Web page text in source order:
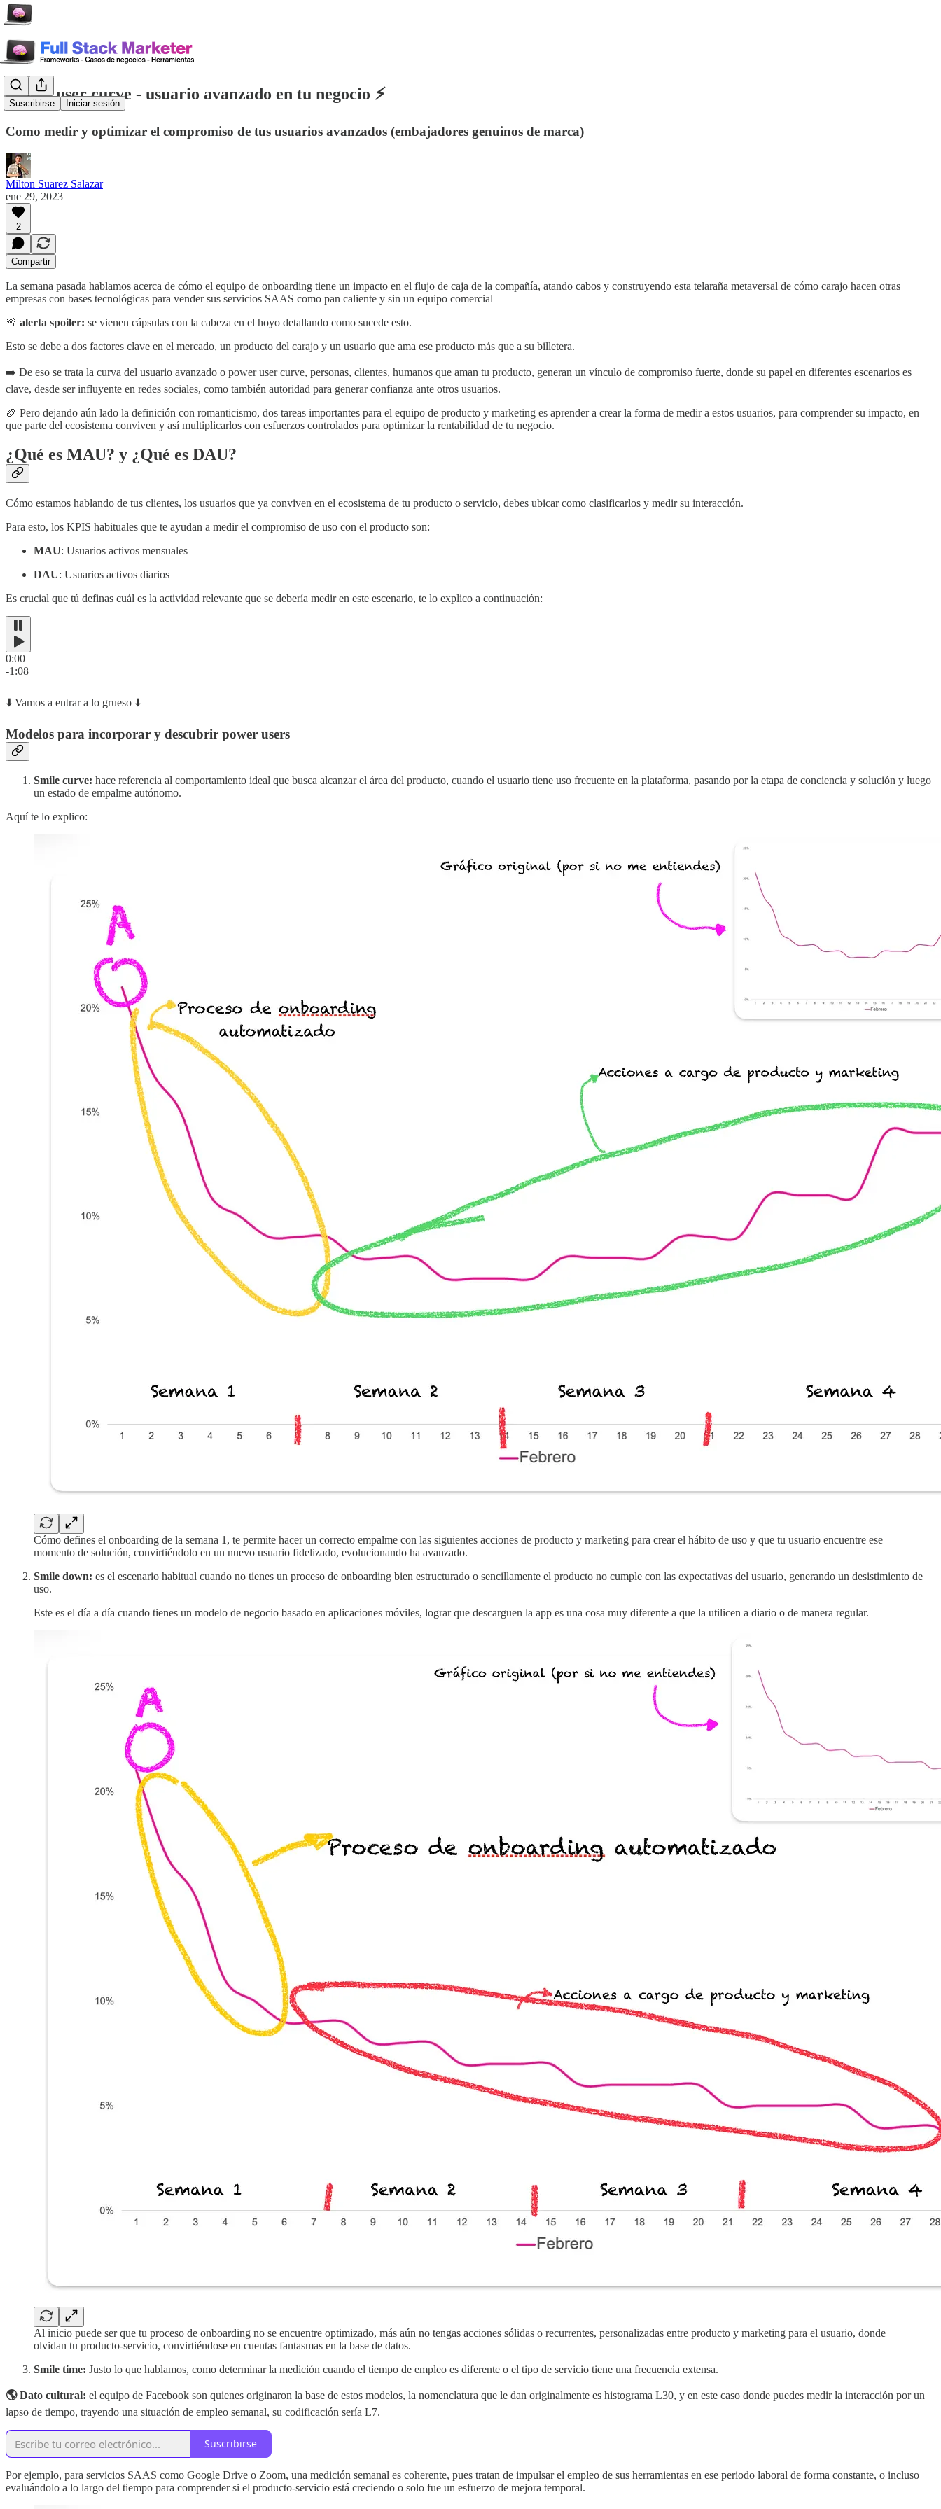
Suscribirse Iniciar sesión
Power user curve - usuario avanzado en tu negocio ⚡️
Como medir y optimizar el compromiso de tus usuarios avanzados (embajadores genuinos de marca)
Milton Suarez Salazar
ene 29, 2023
2
Compartir
La semana pasada hablamos acerca de cómo el equipo de onboarding tiene un impacto en el flujo de caja de la compañía, atando cabos y construyendo esta telaraña metaversal de cómo carajo hacen otras
empresas con bases tecnológicas para vender sus servicios SAAS como pan caliente y sin un equipo comercial
🚨 alerta spoiler: se vienen cápsulas con la cabeza en el hoyo detallando como sucede esto.
Esto se debe a dos factores clave en el mercado, un producto del carajo y un usuario que ama ese producto más que a su billetera.
➡️ De eso se trata la curva del usuario avanzado o power user curve, personas, clientes, humanos que aman tu producto, generan un vínculo de compromiso fuerte, donde su papel en diferentes escenarios es
clave, desde ser influyente en redes sociales, como también autoridad para generar confianza ante otros usuarios.
🏈 Pero dejando aún lado la definición con romanticismo, dos tareas importantes para el equipo de producto y marketing es aprender a crear la forma de medir a estos usuarios, para comprender su impacto, en
que parte del ecosistema conviven y así multiplicarlos con esfuerzos controlados para optimizar la rentabilidad de tu negocio.
¿Qué es MAU? y ¿Qué es DAU?
Cómo estamos hablando de tus clientes, los usuarios que ya conviven en el ecosistema de tu producto o servicio, debes ubicar como clasificarlos y medir su interacción.
Para esto, los KPIS habituales que te ayudan a medir el compromiso de uso con el producto son:
MAU: Usuarios activos mensuales
DAU: Usuarios activos diarios
Es crucial que tú definas cuál es la actividad relevante que se debería medir en este escenario, te lo explico a continuación:
0:00
-1:08
⬇️ Vamos a entrar a lo grueso ⬇️
Modelos para incorporar y descubrir power users
Smile curve: hace referencia al comportamiento ideal que busca alcanzar el área del producto, cuando el usuario tiene uso frecuente en la plataforma, pasando por la etapa de conciencia y solución y luego
un estado de empalme autónomo.
Aquí te lo explico:
Cómo defines el onboarding de la semana 1, te permite hacer un correcto empalme con las siguientes acciones de producto y marketing para crear el hábito de uso y que tu usuario encuentre ese
momento de solución, convirtiéndolo en un nuevo usuario fidelizado, evolucionando ha avanzado.
Smile down: es el escenario habitual cuando no tienes un proceso de onboarding bien estructurado o sencillamente el producto no cumple con las expectativas del usuario, generando un desistimiento de
uso.
Este es el día a día cuando tienes un modelo de negocio basado en aplicaciones móviles, lograr que descarguen la app es una cosa muy diferente a que la utilicen a diario o de manera regular.
Al inicio puede ser que tu proceso de onboarding no se encuentre optimizado, más aún no tengas acciones sólidas o recurrentes, personalizadas entre producto y marketing para el usuario, donde
olvidan tu producto-servicio, convirtiéndose en cuentas fantasmas en la base de datos.
Smile time: Justo lo que hablamos, como determinar la medición cuando el tiempo de empleo es diferente o el tipo de servicio tiene una frecuencia extensa.
🌎 Dato cultural: el equipo de Facebook son quienes originaron la base de estos modelos, la nomenclatura que le dan originalmente es histograma L30, y en este caso donde puedes medir la interacción por un
lapso de tiempo, trayendo una situación de empleo semanal, su codificación sería L7.
Suscribirse
Por ejemplo, para servicios SAAS como Google Drive o Zoom, una medición semanal es coherente, pues tratan de impulsar el empleo de sus herramientas en ese periodo laboral de forma constante, o incluso
evaluándolo a lo largo del tiempo para comprender si el producto-servicio está creciendo o solo fue un esfuerzo de mejora temporal.